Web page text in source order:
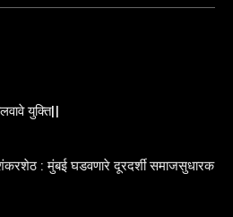
युक्ति||
: मुंबई घडवणारे दूरदर्शी समाजसुधारक